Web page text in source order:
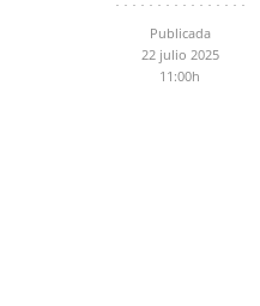
Publicada
22 julio 2025
11:00h